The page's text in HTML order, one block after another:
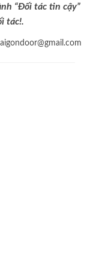
“Đối tác tin cậy”
tác!.